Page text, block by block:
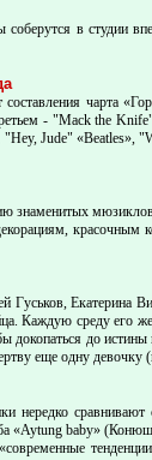
в студии
чарта
- "Mack the
Jude" «Beatles»,
Гуськов,
среду его
до
еще одну девочку
нередко
«Aytung baby»